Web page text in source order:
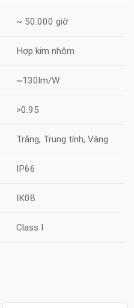
~ 50.000 giờ
Hợp kim nhôm
~130lm/W
>0.95
Trắng, Trung tính, Vàng
IP66
IK08
Class I